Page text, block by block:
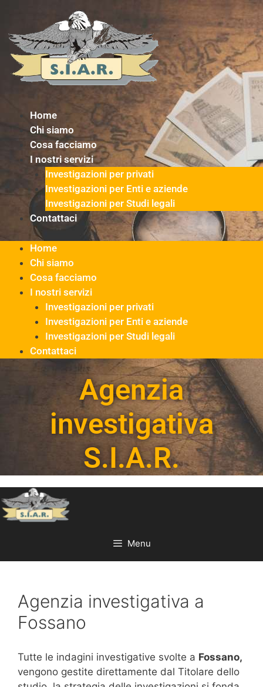
contenuto
Home
Chi siamo
Cosa facciamo
I nostri servizi
Investigazioni per privati
Investigazioni per Enti e aziende
Investigazioni per Studi legali
Contattaci
Home
Chi siamo
Cosa facciamo
I nostri servizi
Investigazioni per privati
Investigazioni per Enti e aziende
Investigazioni per Studi legali
Contattaci
Agenzia
investigativa
S.I.A.R.
Menu
Agenzia investigativa a
Fossano
Tutte le indagini investigative svolte a Fossano,
vengono gestite direttamente dal Titolare dello